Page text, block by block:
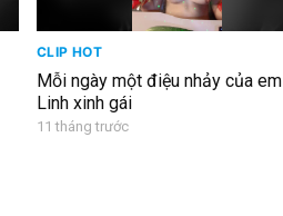
CLIP HOT
Mỗi ngày một điệu nhảy của em
Linh xinh gái
11 tháng trước